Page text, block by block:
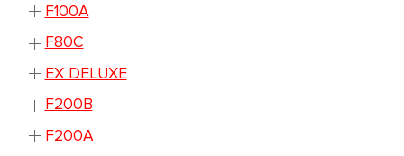
F100A
F80C
EX DELUXE
F200B
F200A